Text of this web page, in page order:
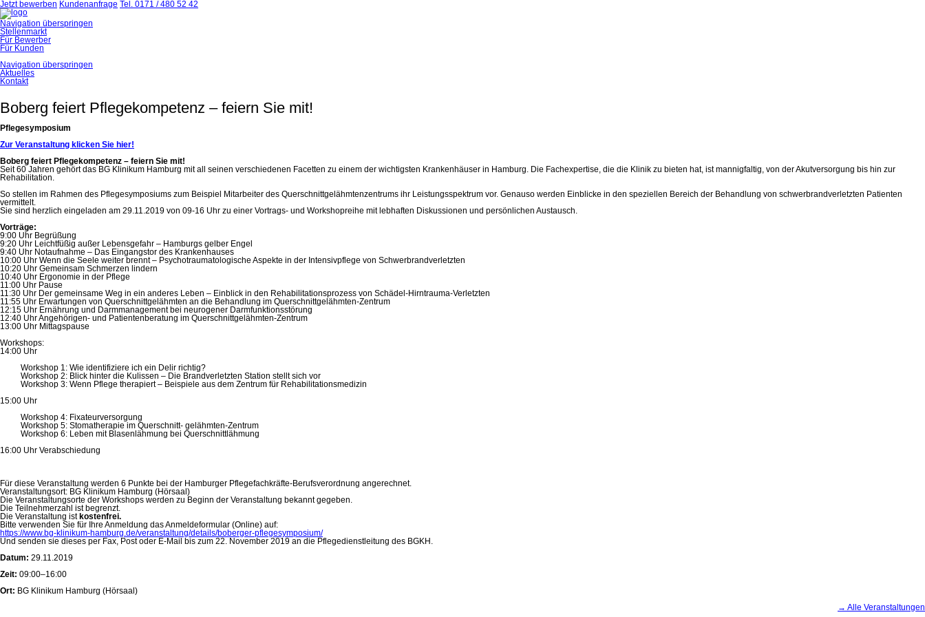
Jetzt bewerben Kundenanfrage Tel. 0171 / 480 52 42
Navigation überspringen
Stellenmarkt
Für Bewerber
Für Kunden
Navigation überspringen
Aktuelles
Kontakt
Boberg feiert Pflegekompetenz – feiern Sie mit!
Pflegesymposium
Zur Veranstaltung klicken Sie hier!
Boberg feiert Pflegekompetenz – feiern Sie mit!
Seit 60 Jahren gehört das BG Klinikum Hamburg mit all seinen verschiedenen Facetten zu einem der wichtigsten Krankenhäuser in Hamburg. Die Fachexpertise, die die Klinik zu bieten hat, ist mannigfaltig, von der Akutversorgung bis hin zur
Rehabilitation.
So stellen im Rahmen des Pflegesymposiums zum Beispiel Mitarbeiter des Querschnittgelähmtenzentrums ihr Leistungsspektrum vor. Genauso werden Einblicke in den speziellen Bereich der Behandlung von schwerbrandverletzten Patienten
vermittelt.
Sie sind herzlich eingeladen am 29.11.2019 von 09-16 Uhr zu einer Vortrags- und Workshopreihe mit lebhaften Diskussionen und persönlichen Austausch.
Vorträge:
9:00 Uhr Begrüßung
9:20 Uhr Leichtfüßig außer Lebensgefahr – Hamburgs gelber Engel
9:40 Uhr Notaufnahme – Das Eingangstor des Krankenhauses
10:00 Uhr Wenn die Seele weiter brennt – Psychotraumatologische Aspekte in der Intensivpflege von Schwerbrandverletzten
10:20 Uhr Gemeinsam Schmerzen lindern
10:40 Uhr Ergonomie in der Pflege
11:00 Uhr Pause
11:30 Uhr Der gemeinsame Weg in ein anderes Leben – Einblick in den Rehabilitationsprozess von Schädel-Hirntrauma-Verletzten
11:55 Uhr Erwartungen von Querschnittgelähmten an die Behandlung im Querschnittgelähmten-Zentrum
12:15 Uhr Ernährung und Darmmanagement bei neurogener Darmfunktionsstörung
12:40 Uhr Angehörigen- und Patientenberatung im Querschnittgelähmten-Zentrum
13:00 Uhr Mittagspause
Workshops:
14:00 Uhr
Workshop 1: Wie identifiziere ich ein Delir richtig?
Workshop 2: Blick hinter die Kulissen – Die Brandverletzten Station stellt sich vor
Workshop 3: Wenn Pflege therapiert – Beispiele aus dem Zentrum für Rehabilitationsmedizin
15:00 Uhr
Workshop 4: Fixateurversorgung
Workshop 5: Stomatherapie im Querschnitt- gelähmten-Zentrum
Workshop 6: Leben mit Blasenlähmung bei Querschnittlähmung
16:00 Uhr Verabschiedung
Für diese Veranstaltung werden 6 Punkte bei der Hamburger Pflegefachkräfte-Berufsverordnung angerechnet.
Veranstaltungsort: BG Klinikum Hamburg (Hörsaal)
Die Veranstaltungsorte der Workshops werden zu Beginn der Veranstaltung bekannt gegeben.
Die Teilnehmerzahl ist begrenzt.
Die Veranstaltung ist kostenfrei.
Bitte verwenden Sie für Ihre Anmeldung das Anmeldeformular (Online) auf:
https://www.bg-klinikum-hamburg.de/veranstaltung/details/boberger-pflegesymposium/
Und senden sie dieses per Fax, Post oder E-Mail bis zum 22. November 2019 an die Pflegedienstleitung des BGKH.
Datum: 29.11.2019
Zeit: 09:00–16:00
Ort: BG Klinikum Hamburg (Hörsaal)
→ Alle Veranstaltungen